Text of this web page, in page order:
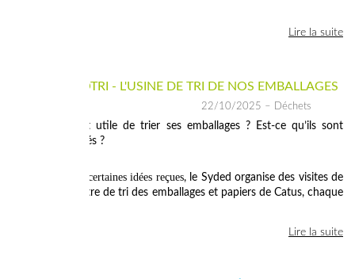
Lire la suite
VISITEZ VALOTRI - L'USINE DE TRI DE NOS EMBALLAGES
22/10/2025 – Déchets
Est-ce vraiment utile de trier ses emballages ? Est-ce qu’ils sont
vraiment recyclés ?
Pour répondre à certaines idées reçues, le Syded organise des visites de
Valotri, son centre de tri des emballages et papiers de Catus, chaque
Lire la suite